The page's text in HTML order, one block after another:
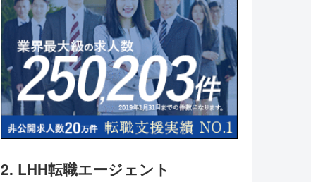
2. LHH転職エージェント